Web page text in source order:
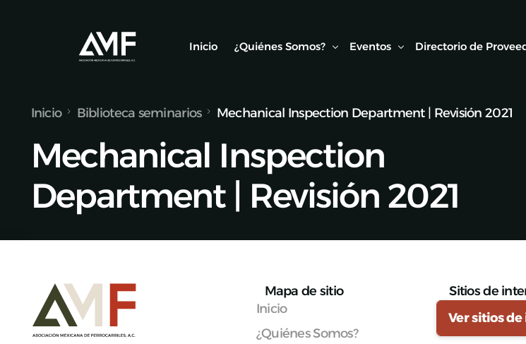
Inicio ¿Quiénes Somos?
Socios
Nuestro Equipo
Alianzas y Convenios
Eventos
Conexión AMF
Webinars Técnicos
Expo Rail
Directorio de
Inicio Biblioteca seminarios Mechanical Inspection Department | Revisión 2021
Mechanical Inspection
Department | Revisión 2021
Mapa de sitio
Inicio
¿Quiénes Somos?
Sitios de
Ver sitios